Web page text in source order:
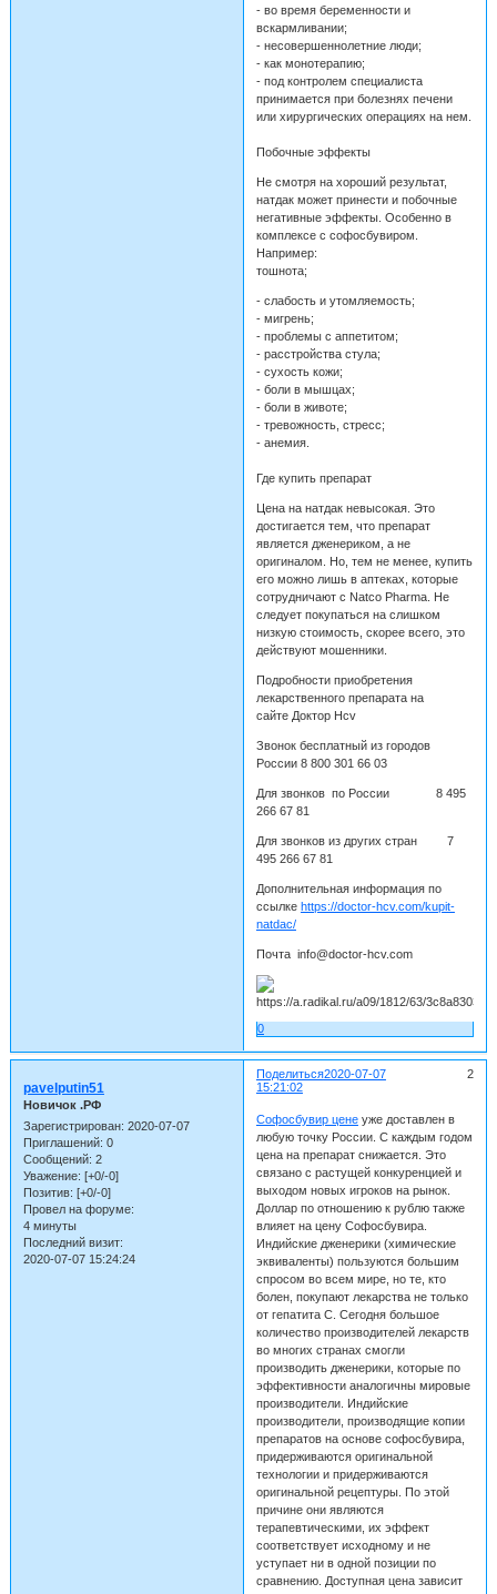
- во время беременности и
вскармливании;
- несовершеннолетние люди;
- как монотерапию;
- под контролем специалиста
принимается при болезнях печени
или хирургических операциях на нем.
Побочные эффекты
Не смотря на хороший результат,
натдак может принести и побочные
негативные эффекты. Особенно в
комплексе с софосбувиром.
Например:
тошнота;
- слабость и утомляемость;
- мигрень;
- проблемы с аппетитом;
- расстройства стула;
- сухость кожи;
- боли в мышцах;
- боли в животе;
- тревожность, стресс;
- анемия.
Где купить препарат
Цена на натдак невысокая. Это
достигается тем, что препарат
является дженериком, а не
оригиналом. Но, тем не менее, купить
его можно лишь в аптеках, которые
сотрудничают с Natco Pharma. Не
следует покупаться на слишком
низкую стоимость, скорее всего, это
действуют мошенники.
Подробности приобретения
лекарственного препарата на
сайте Доктор Hcv
Звонок бесплатный из городов
России 8 800 301 66 03
Для звонков по России 8 495
266 67 81
Для звонков из других стран 7
495 266 67 81
Дополнительная информация по
ссылке https://doctor-hcv.com/kupit-
natdac/
Почта info@doctor-hcv.com
0
Поделиться 2
2020-07-07
15:21:02
pavelputin51
Новичок .РФ
Зарегистрирован: 2020-07-07
Приглашений: 0
Сообщений: 2
Уважение: [+0/-0]
Позитив: [+0/-0]
Провел на форуме:
4 минуты
Последний визит:
2020-07-07 15:24:24
Софосбувир ценеуже доставлен в
любую точку России. С каждым годом
цена на препарат снижается. Это
связано с растущей конкуренцией и
выходом новых игроков на рынок.
Доллар по отношению к рублю также
влияет на цену Софосбувира.
Индийские дженерики (химические
эквиваленты) пользуются большим
спросом во всем мире, но те, кто
болен, покупают лекарства не только
от гепатита С. Сегодня большое
количество производителей лекарств
во многих странах смогли
производить дженерики, которые по
эффективности аналогичны мировые
производители. Индийские
производители, производящие копии
препаратов на основе софосбувира,
придерживаются оригинальной
технологии и придерживаются
оригинальной рецептуры. По этой
причине они являются
терапевтическими, их эффект
соответствует исходному и не
уступает ни в одной позиции по
сравнению. Доступная цена зависит